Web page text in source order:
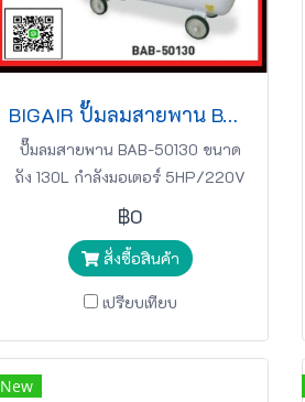
BIGAIR ปั๊มลมสายพาน BAB-50130 5HP 220v 130L สีขาว
ปั๊มลมสายพาน BAB-50130 ขนาด
ถัง 130L กำลังมอเตอร์ 5HP/220V
฿0
สั่งซื้อสินค้า
เปรียบเทียบ
New